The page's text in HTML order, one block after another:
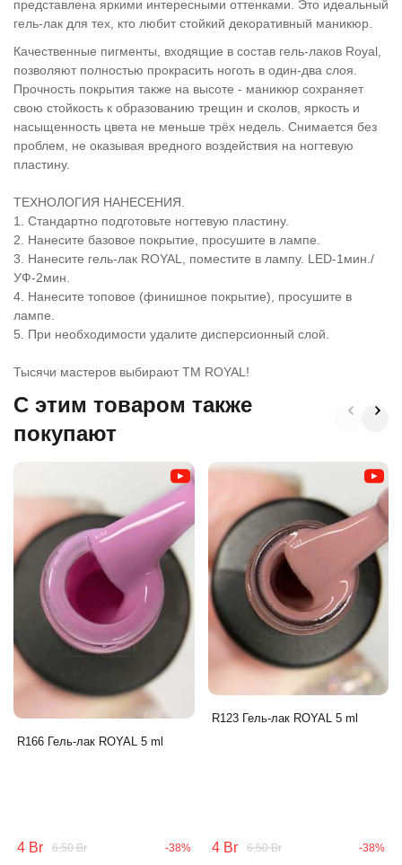
представлена яркими интересными оттенками. Это идеальный
гель-лак для тех, кто любит стойкий декоративный маникюр.
Качественные пигменты, входящие в состав гель-лаков Royal,
позволяют полностью прокрасить ноготь в один-два слоя.
Прочность покрытия также на высоте - маникюр сохраняет
свою стойкость к образованию трещин и сколов, яркость и
насыщенность цвета не меньше трёх недель. Снимается без
проблем, не оказывая вредного воздействия на ногтевую
пластину.
ТЕХНОЛОГИЯ НАНЕСЕНИЯ.
1. Стандартно подготовьте ногтевую пластину.
2. Нанесите базовое покрытие, просушите в лампе.
3. Нанесите гель-лак ROYAL, поместите в лампу. LED-1мин./
УФ-2мин.
4. Нанесите топовое (финишное покрытие), просушите в
лампе.
5. При необходимости удалите дисперсионный слой.
Тысячи мастеров выбирают ТМ ROYAL!
C этим товаром также
покупают
R166 Гель-лак ROYAL 5 ml
4 Br 6,50 Br -38%
R123 Гель-лак ROYAL 5 ml
4 Br 6,50 Br -38%